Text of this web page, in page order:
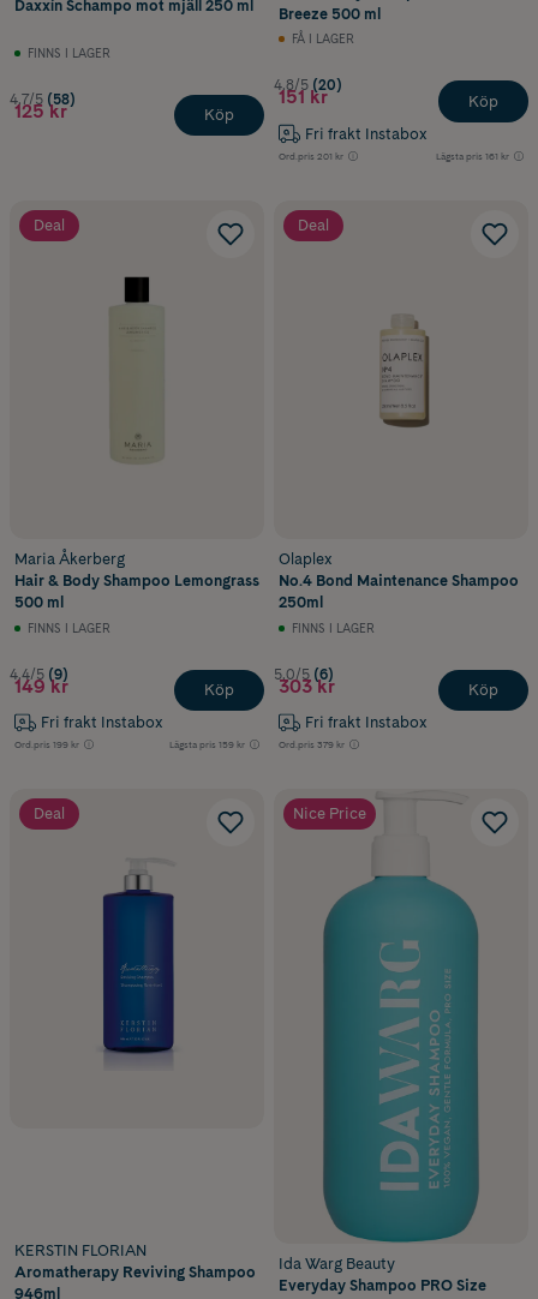
Daxxín Schampo mot mjäll 250 ml
FINNS I LAGER
4.7/5 (58)
125 kr Köp
Breeze 500 ml
FÅ I LAGER
4.8/5 (20)
151 kr
Fri frakt Instabox
Ord.pris 201 kr Lägsta pris 161 kr
Köp
Deal
Maria Åkerberg
Hair & Body Shampoo Lemongrass
500 ml
FINNS I LAGER
4.4/5 (9)
149 kr
Fri frakt Instabox
Ord.pris 199 kr Lägsta pris 159 kr
Köp
Deal
Olaplex
No.4 Bond Maintenance Shampoo
250ml
FINNS I LAGER
5.0/5 (6)
303 kr
Fri frakt Instabox
Ord.pris 379 kr
Köp
Deal
KERSTIN FLORIAN
Aromatherapy Reviving Shampoo
946ml
Nice Price
Ida Warg Beauty
Everyday Shampoo PRO Size